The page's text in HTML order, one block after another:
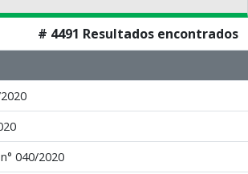
# 4491 Resultados encontrados
040/2020